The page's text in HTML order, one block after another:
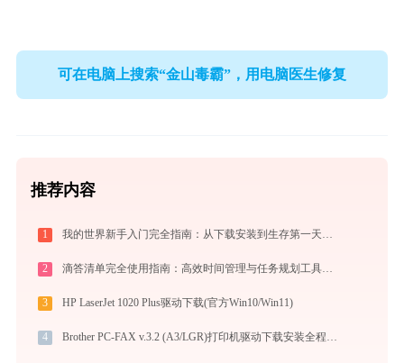
可在电脑上搜索“金山毒霸”，用电脑医生修复
推荐内容
1 我的世界新手入门完全指南：从下载安装到生存第一天，一篇讲透
2 滴答清单完全使用指南：高效时间管理与任务规划工具，让你的每一天井井有条
3 HP LaserJet 1020 Plus驱动下载(官方Win10/Win11)
4 Brother PC-FAX v.3.2 (A3/LGR)打印机驱动下载安装全程指导，轻松解决打印问题